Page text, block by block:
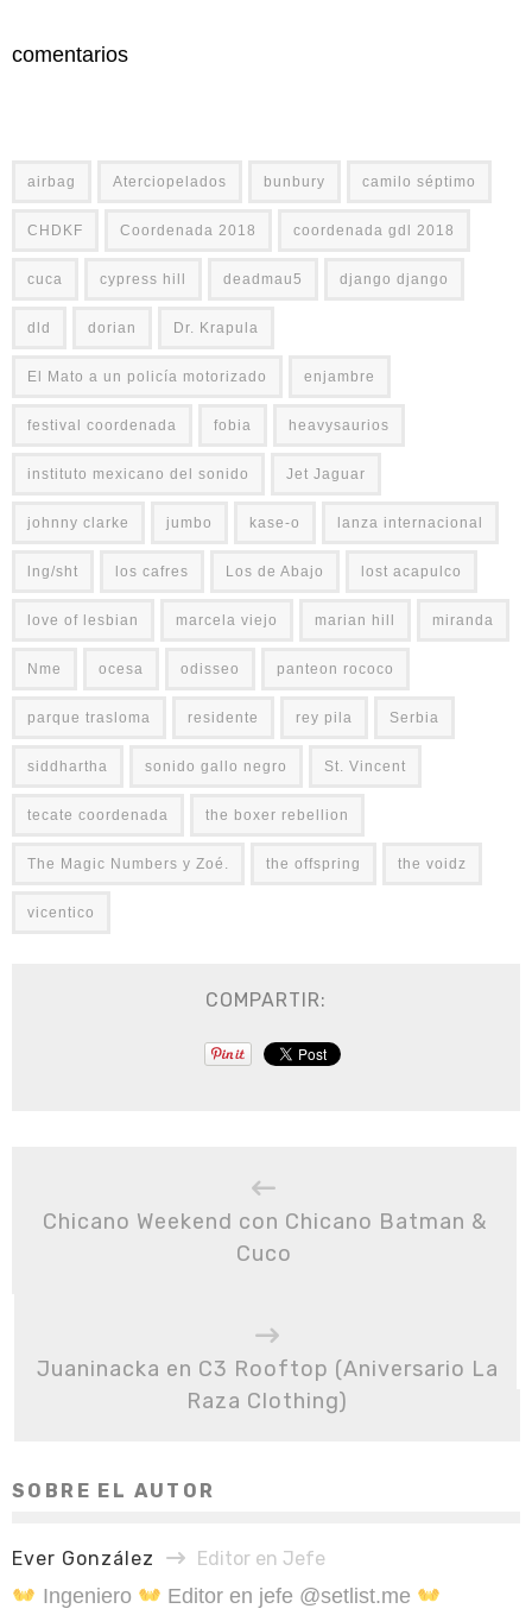
comentarios
airbag Aterciopelados bunbury camilo séptimo
CHDKF Coordenada 2018 coordenada gdl 2018
cuca cypress hill deadmau5 django django
dld dorian Dr. Krapula
El Mato a un policía motorizado enjambre
festival coordenada fobia heavysaurios
instituto mexicano del sonido Jet Jaguar
johnny clarke jumbo kase-o lanza internacional
lng/sht los cafres Los de Abajo lost acapulco
love of lesbian marcela viejo marian hill miranda
Nme ocesa odisseo panteon rococo
parque trasloma residente rey pila Serbia
siddhartha sonido gallo negro St. Vincent
tecate coordenada the boxer rebellion
The Magic Numbers y Zoé. the offspring the voidz
vicentico
COMPARTIR:
Chicano Weekend con Chicano Batman &
Cuco
Juaninacka en C3 Rooftop (Aniversario La
Raza Clothing)
SOBRE EL AUTOR
Ever González Editor en Jefe
Ingeniero
Editor en jefe @setlist.me